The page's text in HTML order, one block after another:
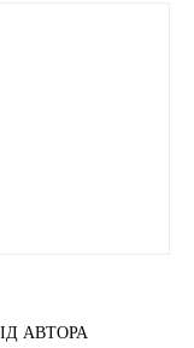
АВТОРА